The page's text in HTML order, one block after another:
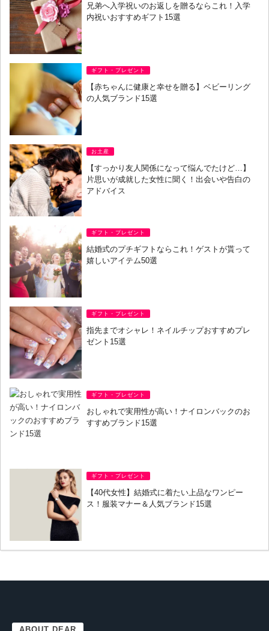
兄弟へ入学祝いのお返しを贈るならこれ！入学
内祝いおすすめギフト15選
ギフト・プレゼント
【赤ちゃんに健康と幸せを贈る】ベビーリング
の人気ブランド15選
お土産
【すっかり友人関係になって悩んでたけど…】
片思いが成就した女性に聞く！出会いや告白の
アドバイス
ギフト・プレゼント
結婚式のプチギフトならこれ！ゲストが貰って
嬉しいアイテム50選
ギフト・プレゼント
指先までオシャレ！ネイルチップおすすめプレ
ゼント15選
ギフト・プレゼント
おしゃれで実用性が高い！ナイロンバックのお
すすめブランド15選
ギフト・プレゼント
【40代女性】結婚式に着たい上品なワンピー
ス！服装マナー＆人気ブランド15選